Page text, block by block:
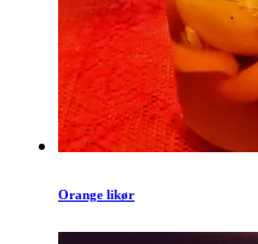
Orange likør